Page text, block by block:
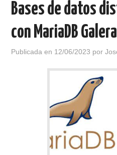
Bases de datos
con MariaDB
Publicada en 12/06/2023 por